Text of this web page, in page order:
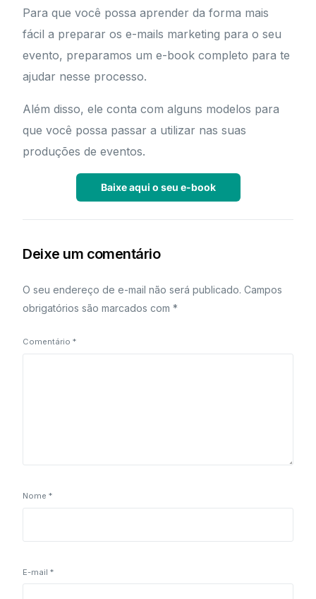
Para que você possa aprender da forma mais
fácil a preparar os e-mails marketing para o seu
evento, preparamos um e-book completo para te
ajudar nesse processo.
Além disso, ele conta com alguns modelos para
que você possa passar a utilizar nas suas
produções de eventos.
Baixe aqui o seu e-book
Deixe um comentário
O seu endereço de e-mail não será publicado. Campos
obrigatórios são marcados com*
Comentário*
Nome*
E-mail*